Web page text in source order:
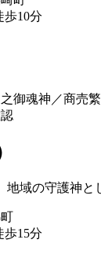
歩10分
御魂神／商売
域の守護神と
歩15分